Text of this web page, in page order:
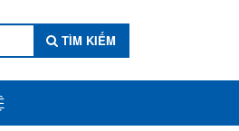
TÌM KIẾM